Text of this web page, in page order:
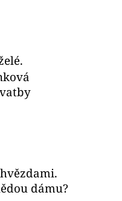
dámu?